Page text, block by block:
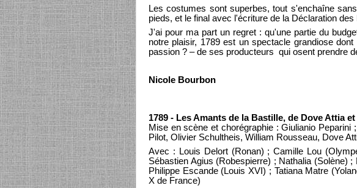
Les costumes sont superbes, tout s'enchaîne
pieds, et le final avec l'écriture de la Déclaration
J'ai pour ma part un regret : qu'une partie du
notre plaisir, 1789 est un spectacle grandiose
passion ? – de ses producteurs qui osent prendre
Nicole Bourbon
1789 - Les Amants de la Bastille, de Dove Attia
Mise en scène et chorégraphie : Giulianio
Pilot, Olivier Schultheis, William Rousseau, Dove
Avec : Louis Delort (Ronan) ; Camille Lou
Sébastien Agius (Robespierre) ; Nathalia (Solène)
Philippe Escande (Louis XVI) ; Tatiana Matre
X de France)